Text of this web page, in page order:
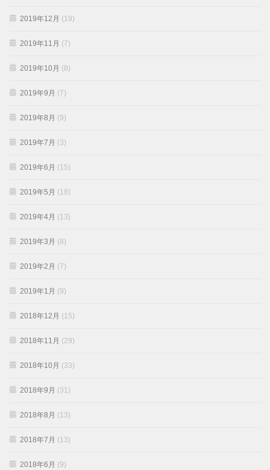
2019年12月 (19)
2019年11月 (7)
2019年10月 (8)
2019年9月 (7)
2019年8月 (9)
2019年7月 (3)
2019年6月 (15)
2019年5月 (18)
2019年4月 (13)
2019年3月 (8)
2019年2月 (7)
2019年1月 (9)
2018年12月 (15)
2018年11月 (29)
2018年10月 (33)
2018年9月 (31)
2018年8月 (13)
2018年7月 (13)
2018年6月 (9)